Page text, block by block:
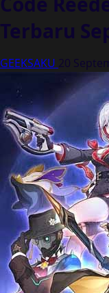
Terbaru
GEEKSAKU 20